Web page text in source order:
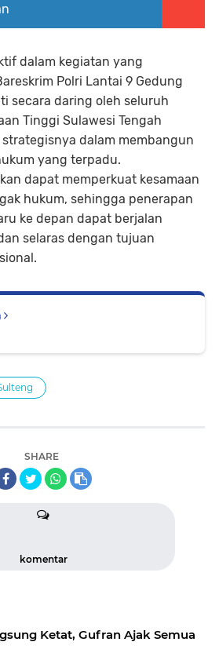
dalam kegiatan yang
Polri Lantai 9 Gedung
secara daring oleh seluruh
Tinggi Sulawesi Tengah
dalam membangun
yang terpadu.
dapat memperkuat kesamaan
hukum, sehingga penerapan
ke depan dapat berjalan
selaras dengan tujuan
SHARE
komentar
Ketat, Gufran Ajak Semua